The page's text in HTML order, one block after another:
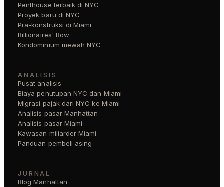
Penthouse terbaik di NYC
Proyek baru di NYC
Pra-konstruksi di Miami
Billionaires' Row
Kondominium mewah NYC
ANALISIS
Pusat analisis
Biaya penutupan NYC dan Miami
Migrasi pajak dari NYC ke Miami
Analisis pasar Manhattan
Analisis pasar Miami
Kawasan miliarder Miami
Panduan pembeli asing
JURNAL
Blog Manhattan